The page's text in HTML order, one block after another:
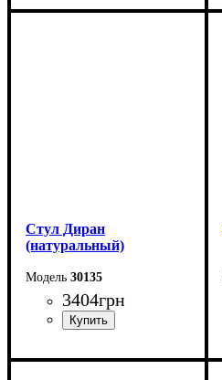
Ширина: 51 см
Стул Диран
(натуральный)
30135
3404грн
Ширина: 46 см